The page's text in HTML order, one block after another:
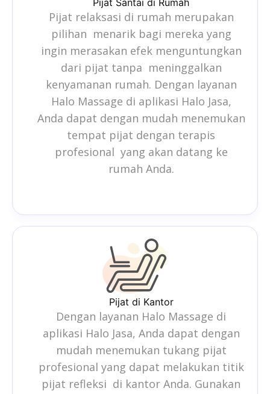
Pijat Santai di Rumah
Pijat relaksasi di rumah merupakan
pilihan menarik bagi mereka yang
ingin merasakan efek menguntungkan
dari pijat tanpa meninggalkan
kenyamanan rumah. Dengan layanan
Halo Massage di aplikasi Halo Jasa,
Anda dapat dengan mudah menemukan
tempat pijat dengan terapis
profesional yang akan datang ke
rumah Anda.
Pijat di Kantor
Dengan layanan Halo Massage di
aplikasi Halo Jasa, Anda dapat dengan
mudah menemukan tukang pijat
profesional yang dapat melakukan titik
pijat refleksi di kantor Anda. Gunakan